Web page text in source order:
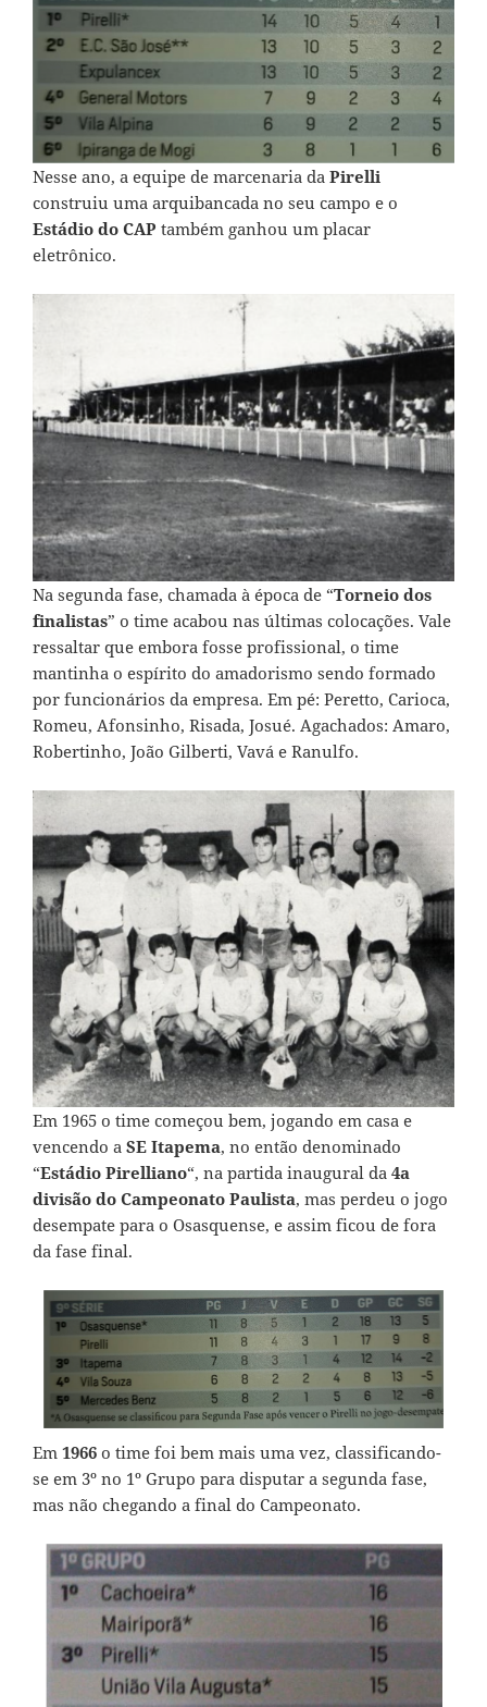
Nesse ano, a equipe de marcenaria da Pirelli
construiu uma arquibancada no seu campo e o
Estádio do CAP também ganhou um placar
eletrônico.
Na segunda fase, chamada à época de “Torneio dos
finalistas” o time acabou nas últimas colocações. Vale
ressaltar que embora fosse profissional, o time
mantinha o espírito do amadorismo sendo formado
por funcionários da empresa. Em pé: Peretto, Carioca,
Romeu, Afonsinho, Risada, Josué. Agachados: Amaro,
Robertinho, João Gilberti, Vavá e Ranulfo.
Em 1965 o time começou bem, jogando em casa e
vencendo a SE Itapema, no então denominado
“Estádio Pirelliano“, na partida inaugural da 4a
divisão do Campeonato Paulista, mas perdeu o jogo
desempate para o Osasquense, e assim ficou de fora
da fase final.
Em 1966 o time foi bem mais uma vez, classificando-
se em 3º no 1º Grupo para disputar a segunda fase,
mas não chegando a final do Campeonato.